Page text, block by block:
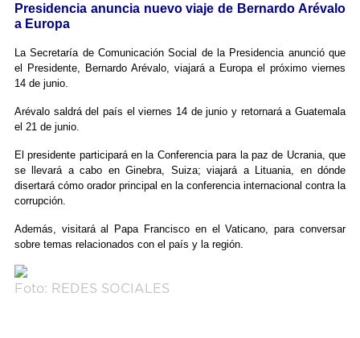
Presidencia anuncia nuevo viaje de Bernardo Arévalo
a Europa
La Secretaría de Comunicación Social de la Presidencia anunció que
el Presidente, Bernardo Arévalo, viajará a Europa el próximo viernes
14 de junio.
Arévalo saldrá del país el viernes 14 de junio y retornará a Guatemala
el 21 de junio.
El presidente participará en la Conferencia para la paz de Ucrania, que
se llevará a cabo en Ginebra, Suiza; viajará a Lituania, en dónde
disertará cómo orador principal en la conferencia internacional contra la
corrupción.
Además, visitará al Papa Francisco en el Vaticano, para conversar
sobre temas relacionados con el país y la región.
Foto: REDES SOCIALES